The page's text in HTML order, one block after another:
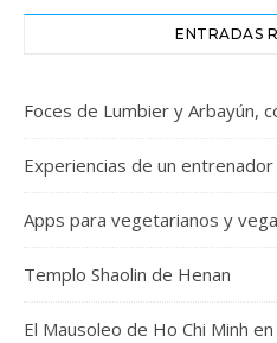
ENTRADAS
Foces de Lumbier y Arbayún,
Experiencias de un entrenador
Apps para vegetarianos y
Templo Shaolin de Henan
El Mausoleo de Ho Chi Minh